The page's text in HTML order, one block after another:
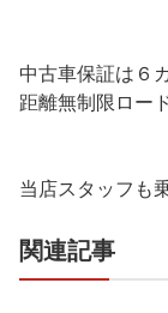
中古車保証は６
距離無制限ロー
当店スタッフも
関連記事